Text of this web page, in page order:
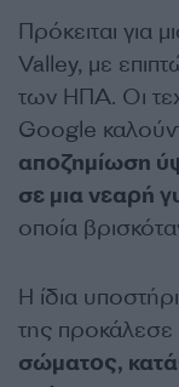
Πρόκειται για
Valley, με
των ΗΠΑ. Οι
Google
αποζημίωση
σε μια νεαρή
οποία
Η ίδια
της προκάλεσε
σώματος,